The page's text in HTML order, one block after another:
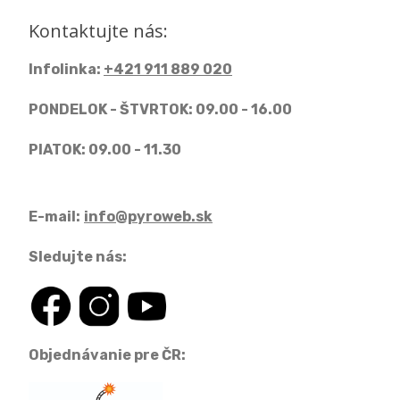
Kontaktujte nás:
Infolinka: +421 911 889 020
PONDELOK - ŠTVRTOK: 09.00 - 16.00
PIATOK: 09.00 - 11.30
E-mail: info@pyroweb.sk
Sledujte nás:
Objednávanie pre ČR: